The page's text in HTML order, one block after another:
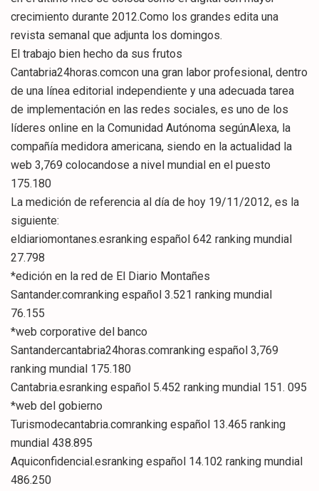
crecimiento durante 2012.Como los grandes edita una
revista semanal que adjunta los domingos.
El trabajo bien hecho da sus frutos
Cantabria24horas.comcon una gran labor profesional, dentro
de una línea editorial independiente y una adecuada tarea
de implementación en las redes sociales, es uno de los
líderes online en la Comunidad Autónoma segúnAlexa, la
compañía medidora americana, siendo en la actualidad la
web 3,769 colocandose a nivel mundial en el puesto
175.180
La medición de referencia al día de hoy 19/11/2012, es la
siguiente:
eldiariomontanes.esranking español 642 ranking mundial
27.798
*edición en la red de El Diario Montañes
Santander.comranking español 3.521 ranking mundial
76.155
*web corporative del banco
Santandercantabria24horas.comranking español 3,769
ranking mundial 175.180
Cantabria.esranking español 5.452 ranking mundial 151. 095
*web del gobierno
Turismodecantabria.comranking español 13.465 ranking
mundial 438.895
Aquiconfidencial.esranking español 14.102 ranking mundial
486.250